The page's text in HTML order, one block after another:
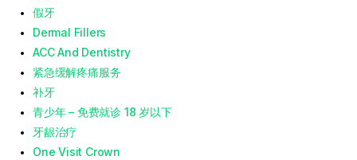
假牙
Dermal Fillers
ACC And Dentistry
紧急缓解疼痛服务
补牙
青少年 – 免费就诊 18 岁以下
牙龈治疗
One Visit Crown